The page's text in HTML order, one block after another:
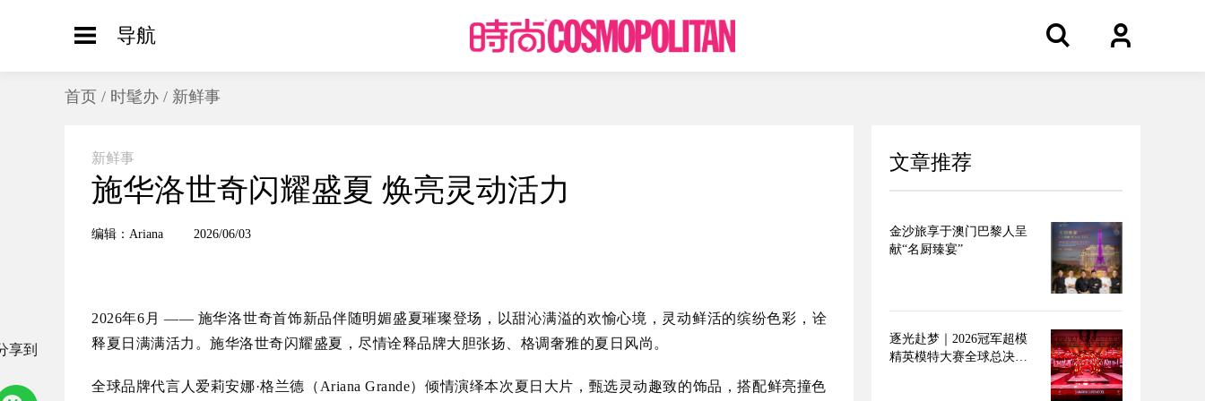
导航
首页 / 时髦办 / 新鲜事
新鲜事
施华洛世奇闪耀盛夏 焕亮灵动活力
编辑：Ariana 2026/06/03
2026年6月 —— 施华洛世奇首饰新品伴随明媚盛夏璀璨登场，以甜沁满溢的欢愉心境，灵动鲜活的缤纷色彩，诠
释夏日满满活力。施华洛世奇闪耀盛夏，尽情诠释品牌大胆张扬、格调奢雅的夏日风尚。
全球品牌代言人爱莉安娜·格兰德（Ariana Grande）倾情演绎本次夏日大片，甄选灵动趣致的饰品，搭配鲜亮撞色
文章推荐
金沙旅享于澳门巴黎人呈
献“名厨臻宴”
逐光赴梦｜2026冠军超模
精英模特大赛全球总决赛
享到